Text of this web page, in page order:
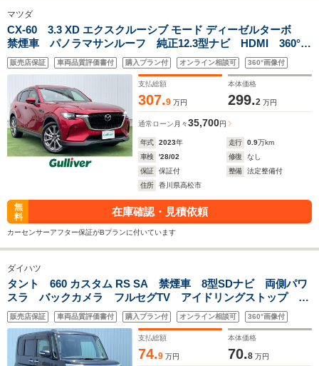
マツダ
CX-60 3.3 XD エクスクルーシブ モード ディーゼルターボ
禁煙車 パノラマサンルーフ 純正12.3型ナビ HDMI 360°ビ
ューモニター ナッパレザーシート シートベンチレーショ
ン ステアリングヒーター ワイヤレス充電 i-ACTIVSENSE
1オーナー
販売店保証 車両品質評価書付 購入プラン付 オンライン相談可 360°画像付
支払総額
307.9 万円
本体価格
299.2 万円
通常ローン 月々35,700円
年式 2023年 走行 0.9万km
車検
'28/02 修復
なし
保証
保証付 整備
法定整備付
住所
香川県高松市
無
料
在庫確認・見積依頼
カーセンサーアフター保証がBプランに付いています
ダイハツ
タント 660 カスタム RS SA 禁煙車 8型SDナビ 両側パワ
スラ バックカメラ フルセグTV アイドリングストップ
ETC LEDヘッドライト・フォグ ウィンカーミラー オート
ライト 純正フロアマット スマートキー スペアキー
販売店保証 車両品質評価書付 購入プラン付 オンライン相談可 360°画像付
支払総額
74.9 万円
本体価格
70.8 万円